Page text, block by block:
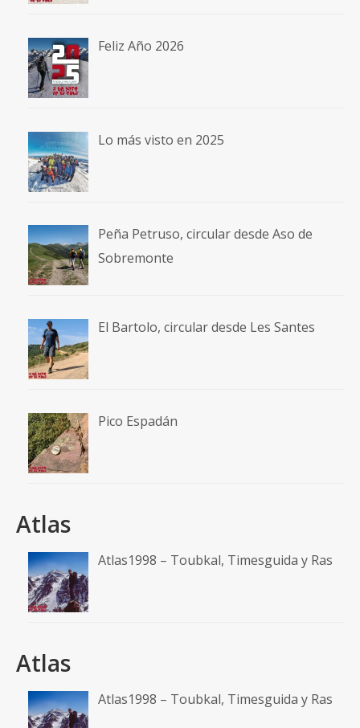
Feliz Año 2026
Lo más visto en 2025
Peña Petruso, circular desde Aso de
Sobremonte
El Bartolo, circular desde Les Santes
Pico Espadán
Atlas
Atlas1998 – Toubkal, Timesguida y Ras
Atlas
Atlas1998 – Toubkal, Timesguida y Ras